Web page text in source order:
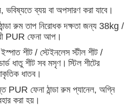
জমা দিন
ব্যয় বা অপসারণ করা যাবে।
রুম তাপ নিরোধক দক্ষতা জন্য 38kg /
PUR ফেনা আপ।
শীট / স্টেইনলেস স্টীল শীট /
ধাতু শীট সব মসৃণ। স্টিল শীটের
ধাতব।
ফেনা ঠান্ডা রুম প্যানেল, অগ্নি
করা হয়।